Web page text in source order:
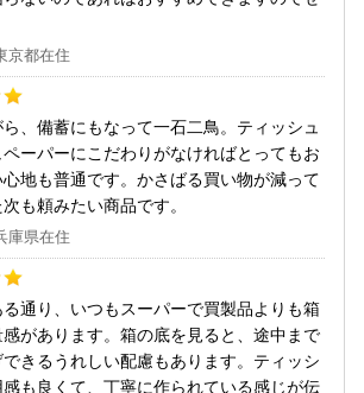
京都在住
、備蓄にもなって一石二鳥。ティッシュ
ーパーにこだわりがなければとってもお
地も普通です。かさばる買い物が減って
も頼みたい商品です。
庫県在住
通り、いつもスーパーで買製品よりも箱
があります。箱の底を見ると、途中まで
きるうれしい配慮もあります。ティッシ
も良くて、丁寧に作られている感じが伝